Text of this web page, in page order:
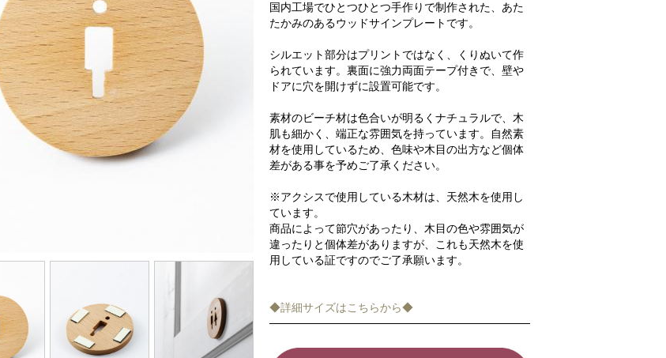
国内工場でひとつひとつ手作りで制作された、あた
たかみのあるウッドサインプレートです。
シルエット部分はプリントではなく、くりぬいて作
られています。裏面に強力両面テープ付きで、壁や
ドアに穴を開けずに設置可能です。
素材のビーチ材は色合いが明るくナチュラルで、木
肌も細かく、端正な雰囲気を持っています。自然素
材を使用しているため、色味や木目の出方など個体
差がある事を予めご了承ください。
※アクシスで使用している木材は、天然木を使用し
ています。
商品によって節穴があったり、木目の色や雰囲気が
違ったりと個体差がありますが、これも天然木を使
用している証ですのでご了承願います。
◆詳細サイズはこちらから◆